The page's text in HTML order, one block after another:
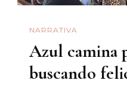
NARRATIVA
Azul camina
buscando